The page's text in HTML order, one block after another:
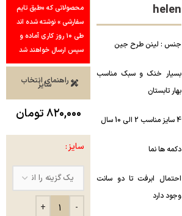
helen
جنس : لینن طرح جین
بسیار خنک و سبک مناسب
بهار تابستان
4 سایز مناسب 2 الی 10 سال
دکمه ها نما
احتمال ابرفت تا دو سانت
وجود دارد
محصولاتی که «طبق تایم
سفارشی » نوشته شده اند
طی ۱۰ روز کاری آماده و
سپس ارسال خواهند شد
راهنمای انتخاب
سایز
۸۲۰,۰۰۰تومان
سایز